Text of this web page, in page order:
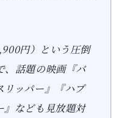
円）という圧倒
、話題の映画『バ
リッパー』『ハプ
』なども見放題対